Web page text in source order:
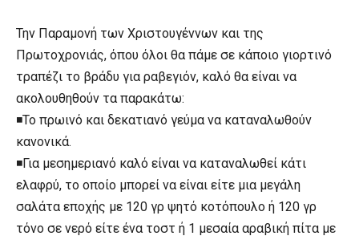
Την Παραμονή των Χριστουγέννων και της
Πρωτοχρονιάς, όπου όλοι θα πάμε σε κάποιο γιορτινό
τραπέζι το βράδυ για ραβεγιόν, καλό θα είναι να
ακολουθηθούν τα παρακάτω:
◾Το πρωινό και δεκατιανό γεύμα να καταναλωθούν
κανονικά.
◾Για μεσημεριανό καλό είναι να καταναλωθεί κάτι
ελαφρύ, το οποίο μπορεί να είναι είτε μια μεγάλη
σαλάτα εποχής με 120 γρ ψητό κοτόπουλο ή 120 γρ
τόνο σε νερό είτε ένα τοστ ή 1 μεσαία αραβική πίτα με